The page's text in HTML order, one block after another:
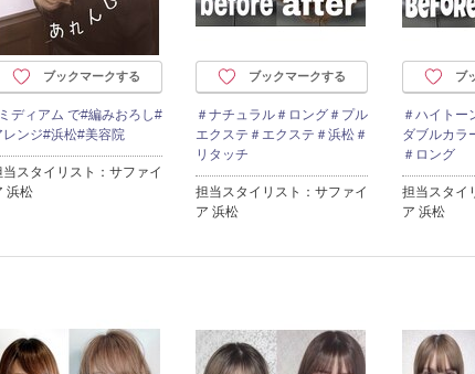
ブックマークする
ディアム で#編みおろし#
レンジ#浜松#美容院
当スタイリスト：サファイ
浜松
ブックマークする
＃ナチュラル＃ロング＃プル
エクステ＃エクステ＃浜松＃
リタッチ
担当スタイリスト：サファイ
ア 浜松
ブ
＃ハイトー
ダブルカラ
＃ロング
担当スタイ
ア 浜松